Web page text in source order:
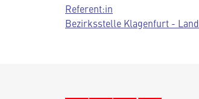
Referent:in
Bezirksstelle Klagenfurt - Land